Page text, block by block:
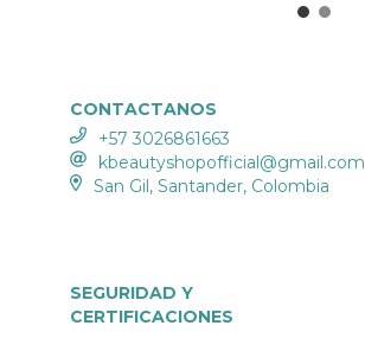
CONTACTANOS
+57 3026861663
kbeautyshopofficial@gmail.com
San Gil, Santander, Colombia
SEGURIDAD Y
CERTIFICACIONES